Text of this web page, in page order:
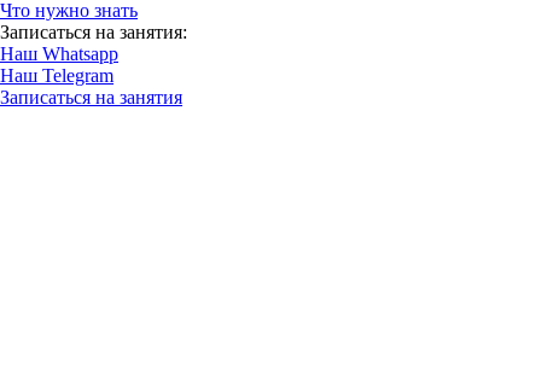
Что нужно знать
Записаться на занятия:
Наш Whatsapp
Наш Telegram
Записаться на занятия